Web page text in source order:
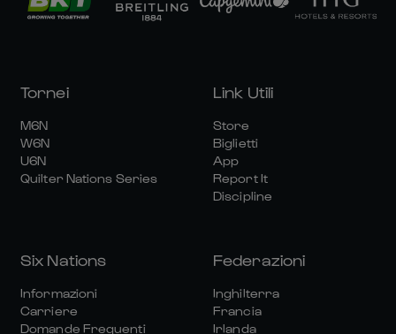
Tornei
M6N
W6N
U6N
Quilter Nations Series
Link Utili
Store
Biglietti
App
Report It
Discipline
Six Nations
Informazioni
Carriere
Domande Frequenti
Federazioni
Inghilterra
Francia
Irlanda